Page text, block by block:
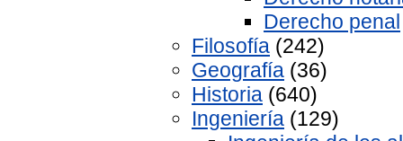
Derecho penal
Filosofía (242)
Geografía (36)
Historia (640)
Ingeniería (129)